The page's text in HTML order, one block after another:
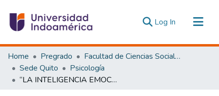
Log In (current)
Communities & Collections
All of DSpace
Statistics
Home Pregrado
Facultad de Ciencias Sociales y Humanas
Sede Quito
Psicología
“LA INTELIGENCIA EMOCIONAL Y SU RELACIÓN CON EL AUTOCONTROL EN ADOLESCENTES DE DÉCIMO GRADO DE EDUCACIÓN GENERAL BÁSICA EN LA UNIDAD EDUCATIVA TECNOLÓGICA “MITAD DEL MUNDO” DE LA CIUDAD DE QUITO EN EL AÑO 2018”